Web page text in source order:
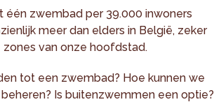
één zwembad per 39.000 inwoners
meer dan elders in België, zeker
van onze hoofdstad.
tot een zwembad? Hoe kunnen we
Is buitenzwemmen een optie?